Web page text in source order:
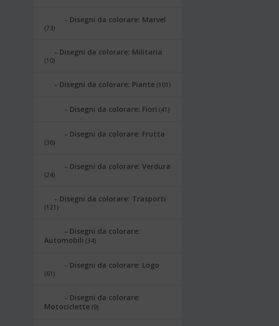
Disegni da colorare: Marvel
(73)
Disegni da colorare: Militaria
(10)
Disegni da colorare: Piante (101)
Disegni da colorare: Fiori (41)
Disegni da colorare: Frutta
(36)
Disegni da colorare: Verdura
(24)
Disegni da colorare: Trasporti
(121)
Disegni da colorare:
Automobili (34)
Disegni da colorare: Logo
(61)
Disegni da colorare:
Motociclette (9)